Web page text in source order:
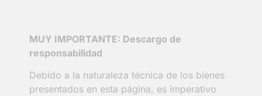
MUY IMPORTANTE: Descargo de
responsabilidad
Debido a la naturaleza técnica de los bienes
presentados en esta página, es imperativo